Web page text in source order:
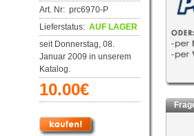
Art. Nr: prc6970-P
Lieferstatus: AUF LAGER
seit Donnerstag, 08.
Januar 2009 in unserem
Katalog.
10.00€